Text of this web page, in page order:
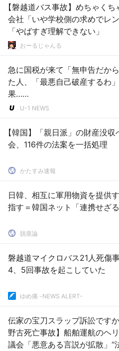
【磐越道バス事故】めちゃく
会社「いや学校側の求めでレ
「やばすぎ理解できない」
おーるじゃんる
急に国税が来て「無申告だか
た人、「最悪自己破産するわ
果……
U-1 NEWS
【韓国】「親日派」の財産没
会、116件の法案を一括処理
かたすみ速報
日韓、相互に軍用物資を提供
指す＝韓国ネット「連携せざる
脱亜論
磐越道マイクロバス21人死傷
4、5回事故を起こしていた
ゆめ痛 -NEWS ALERT-
伝家の宝刀スラップ訴訟で
野古死亡事故】船舶運航のヘ
議会「悪意ある言説が拡散」“